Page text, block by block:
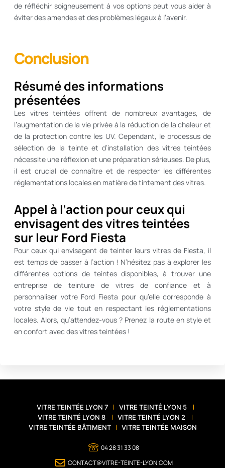
de réfléchir soigneusement à vos options peut vous aider à
éviter des amendes et des problèmes légaux à l’avenir.
Conclusion
Résumé des informations
présentées
Les vitres teintées offrent de nombreux avantages, de
l’augmentation de la vie privée à la réduction de la chaleur et
de la protection contre les UV. Cependant, le processus de
sélection de la teinte et d’installation des vitres teintées
nécessite une réflexion et une préparation sérieuses. De plus,
il est crucial de connaître et de respecter les différentes
réglementations locales en matière de tintement des vitres.
Appel à l’action pour ceux qui
envisagent des vitres teintées
sur leur Ford Fiesta
Pour ceux qui envisagent de teinter leurs vitres de Fiesta, il
est temps de passer à l’action ! N’hésitez pas à explorer les
différentes options de teintes disponibles, à trouver une
entreprise de teinture de vitres de confiance et à
personnaliser votre Ford Fiesta pour qu’elle corresponde à
votre style de vie tout en respectant les réglementations
locales. Alors, qu’attendez-vous ? Prenez la route en style et
en confort avec des vitres teintées !
VITRE TEINTÉE LYON 7
VITRE TEINTÉ LYON 5
VITRE TEINTÉ LYON 8
VITRE TEINTÉ LYON 2
VITRE TEINTÉE BÂTIMENT
VITRE TEINTÉE MAISON
04 28 31 33 08
CONTACT@VITRE-TEINTE-LYON.COM